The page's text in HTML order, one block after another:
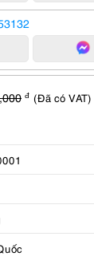
đ (Đã có VAT)